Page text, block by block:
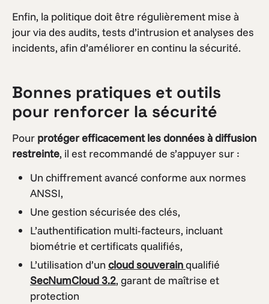
Enfin, la politique doit être régulièrement mise à
jour via des audits, tests d’intrusion et analyses des
incidents, afin d’améliorer en continu la sécurité.
Bonnes pratiques et outils
pour renforcer la sécurité
Pour protéger efficacement les données à diffusion
restreinte, il est recommandé de s’appuyer sur :
Un chiffrement avancé conforme aux normes
ANSSI,
Une gestion sécurisée des clés,
L’authentification multi-facteurs, incluant
biométrie et certificats qualifiés,
L’utilisation d’un cloud souverainqualifié
SecNumCloud 3.2, garant de maîtrise et
protection